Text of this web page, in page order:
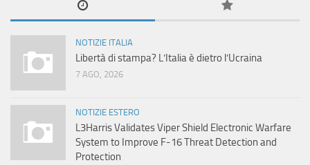
NOTIZIE ITALIA
Libertà di stampa? L’Italia è dietro l’Ucraina
7 AGO, 2026
NOTIZIE ESTERO
L3Harris Validates Viper Shield Electronic Warfare
System to Improve F-16 Threat Detection and
Protection